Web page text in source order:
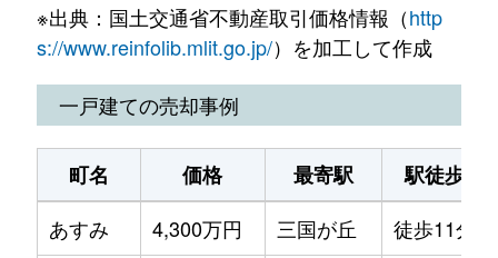
大崎
3,500万円 西鉄小郡
徒歩15分
大保
2,500万円 大保
徒歩3分
大保
180万円 大保
徒歩6分
大保
1,500万円 大保
徒歩4分
大保
450万円 大保
徒歩15分
※出典：国土交通省不動産取引価格情報（http
s://www.reinfolib.mlit.go.jp/）を加工して作成
一戸建ての売却事例
町名 価格 最寄駅
駅徒歩
あすみ
4,300万円 三国が丘
徒歩11分